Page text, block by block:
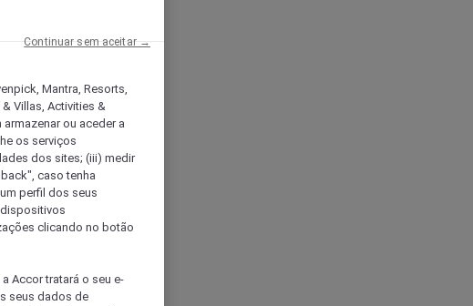
Mantra, Resorts,
Villas, Activities &
armazenar ou aceder a
os serviços
dos sites; (iii) medir
caso tenha
perfil dos seus
clicando no botão
Accor tratará o seu e-
seus dados de
Continuar sem aceitar →